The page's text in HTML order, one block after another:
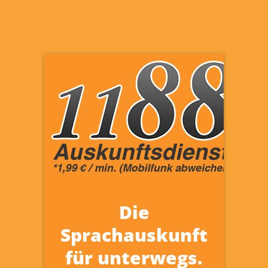
Die
Sprachauskunft
für unterwegs.